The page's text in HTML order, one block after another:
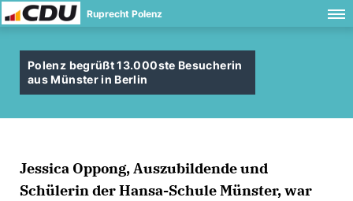
Ruprecht Polenz
Polenz begrüßt 13.000ste Besucherin
aus Münster in Berlin
Jessica Oppong, Auszubildende und
Schülerin der Hansa-Schule Münster, war